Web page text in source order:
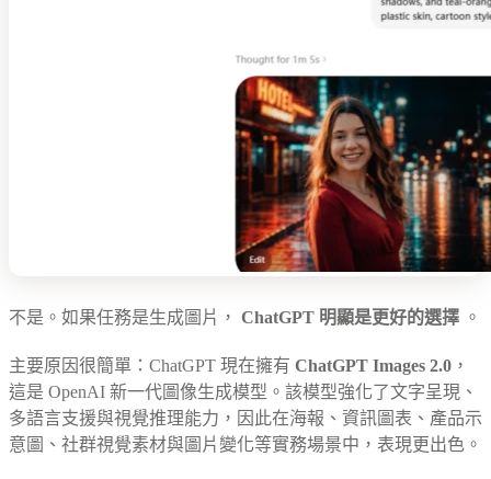
不是。如果任務是生成圖片， ChatGPT 明顯是更好的選擇 。
主要原因很簡單：ChatGPT 現在擁有 ChatGPT Images 2.0 ，
這是 OpenAI 新一代圖像生成模型。該模型強化了文字呈現、
多語言支援與視覺推理能力，因此在海報、資訊圖表、產品示
意圖、社群視覺素材與圖片變化等實務場景中，表現更出色。